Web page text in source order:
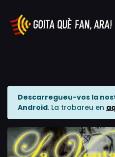
Descarregueu-vos la
Android. La trobareu en